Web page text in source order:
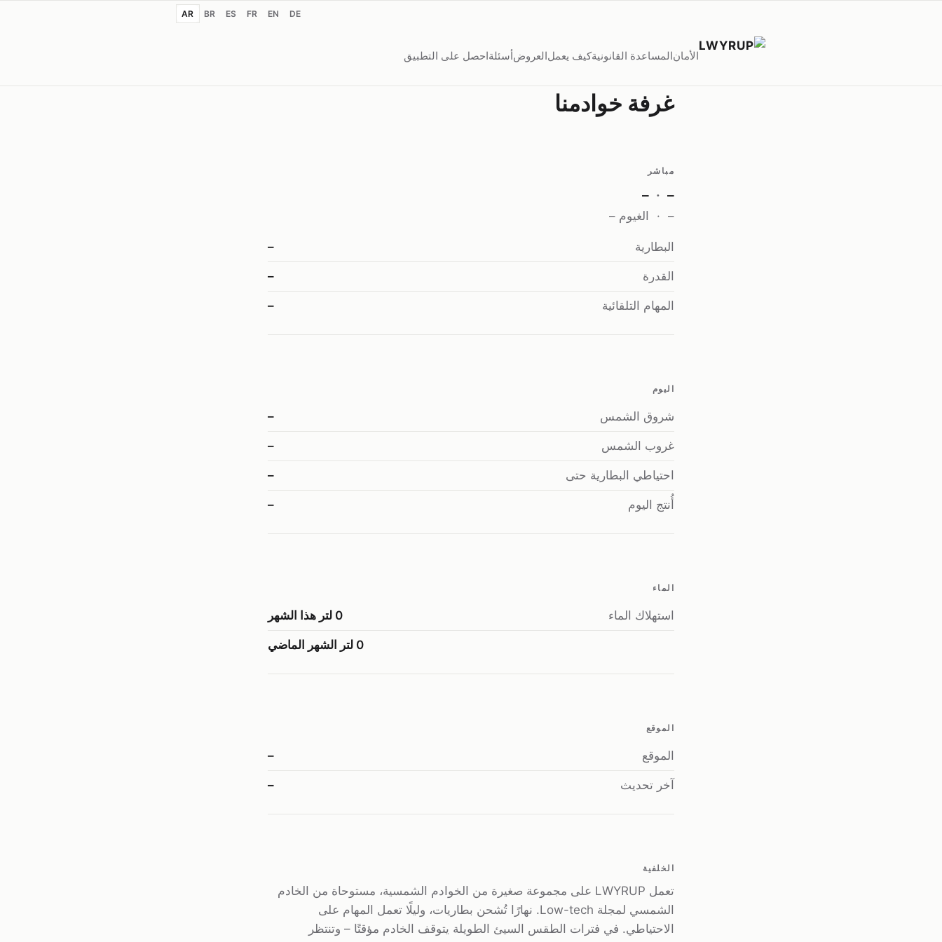
DE
EN
FR
ES
BR
AR
الأمانالمساعدة القانونيةكيف يعملالعروضأسئلةاحصل على التطبيق
غرفة خوادمنا
مباشر
–
·
–
–
· الغيوم –
البطارية –
القدرة –
المهام التلقائية –
اليوم
شروق الشمس –
غروب الشمس –
احتياطي البطارية حتى –
أُنتج اليوم –
الماء
استهلاك الماء 0 لتر هذا الشهر
0 لتر الشهر الماضي
الموقع
الموقع –
آخر تحديث –
الخلفية
تعمل LWYRUP على مجموعة صغيرة من الخوادم الشمسية، مستوحاة من الخادم
الشمسي لمجلة Low-tech. نهارًا تُشحن بطاريات، وليلًا تعمل المهام على
الاحتياطي. في فترات الطقس السيئ الطويلة يتوقف الخادم مؤقتًا – وتنتظر